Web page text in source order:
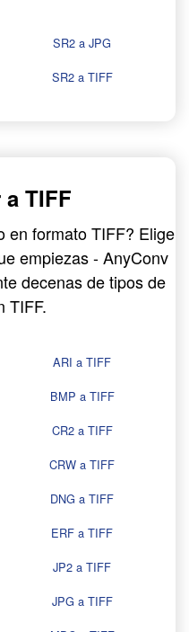
SR2 a JPG
SR2 a TIFF
TIFF
en formato TIFF? Elige
empiezas - AnyConv
decenas de tipos de
TIFF.
ARI a TIFF
BMP a TIFF
CR2 a TIFF
CRW a TIFF
DNG a TIFF
ERF a TIFF
JP2 a TIFF
JPG a TIFF